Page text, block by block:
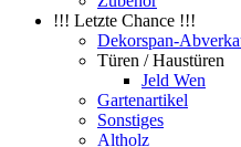
!!! Letzte Chance !!!
Dekorspan-
Türen / Haustüren
Jeld Wen
Gartenartikel
Sonstiges
Altholz